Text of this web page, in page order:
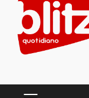
content